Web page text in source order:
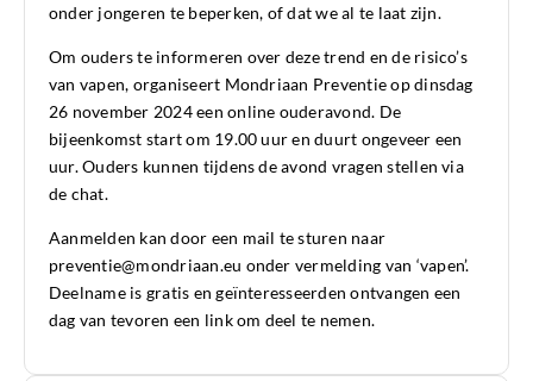
onder jongeren te beperken, of dat we al te laat zijn.
Om ouders te informeren over deze trend en de risico’s
van vapen, organiseert Mondriaan Preventie op dinsdag
26 november 2024 een online ouderavond. De
bijeenkomst start om 19.00 uur en duurt ongeveer een
uur. Ouders kunnen tijdens de avond vragen stellen via
de chat.
Aanmelden kan door een mail te sturen naar
preventie@mondriaan.eu onder vermelding van ‘vapen’.
Deelname is gratis en geïnteresseerden ontvangen een
dag van tevoren een link om deel te nemen.